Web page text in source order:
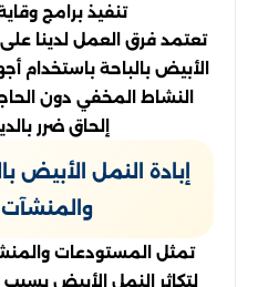
تنفيذ برامج
تعتمد فرق العمل لدينا
الأبيض بالباحة
النشاط المخفي دون
إلحاق ضرر
إبادة النمل الأبيض
والمنشآت
تمثل المستودعات
لتكاثر النمل الأبيض